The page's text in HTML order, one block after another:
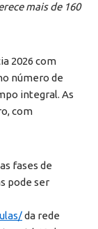
mais de 160
2026 com
número de
integral. As
com
fases de
pode ser
da rede